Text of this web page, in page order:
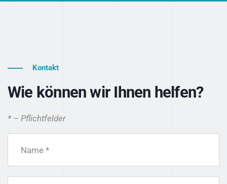
Kontakt
Wie können wir Ihnen helfen?
* – Pflichtfelder
Name *